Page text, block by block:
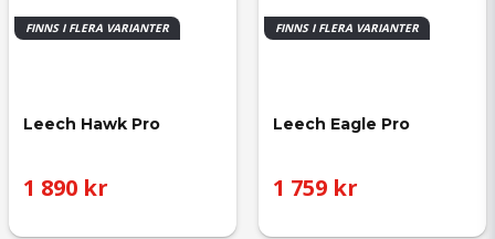
FINNS I FLERA VARIANTER
Leech Hawk Pro
1 890 kr
FINNS I FLERA VARIANTER
Leech Eagle Pro
1 759 kr